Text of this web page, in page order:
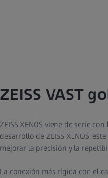
ZEISS VAST
ZEISS XENOS viene de serie
desarrollo de ZEISS XENOS,
mejorar la precisión y la
La conexión más rígida con el